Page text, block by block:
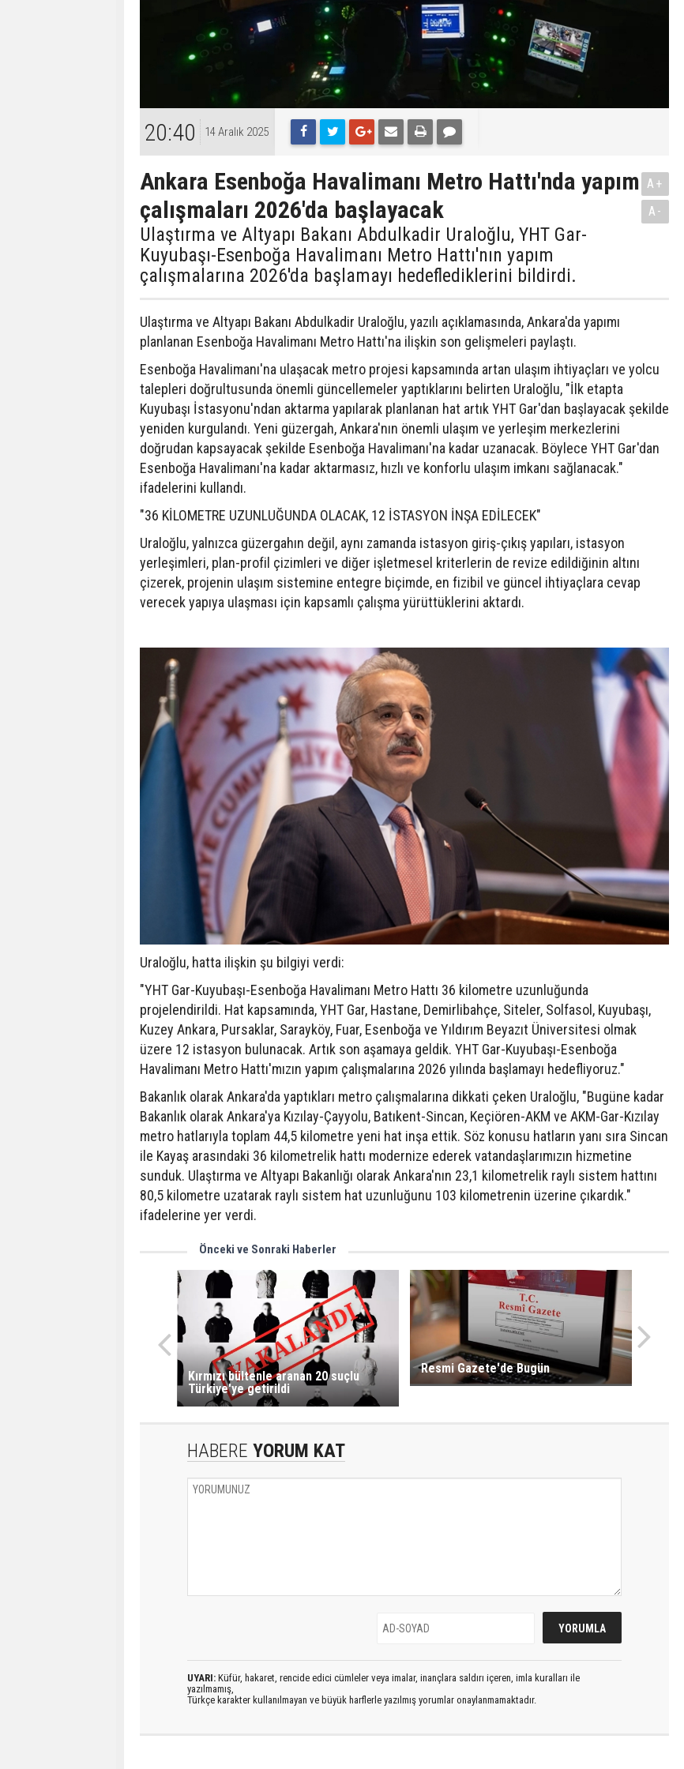
20:40 14 Aralık 2025
Ankara Esenboğa Havalimanı Metro Hattı'nda yapım
çalışmaları 2026'da başlayacak
Ulaştırma ve Altyapı Bakanı Abdulkadir Uraloğlu, YHT Gar-
Kuyubaşı-Esenboğa Havalimanı Metro Hattı'nın yapım
çalışmalarına 2026'da başlamayı hedeflediklerini bildirdi.
A+
A-
Ulaştırma ve Altyapı Bakanı Abdulkadir Uraloğlu, yazılı açıklamasında, Ankara'da yapımı
planlanan Esenboğa Havalimanı Metro Hattı'na ilişkin son gelişmeleri paylaştı.
Esenboğa Havalimanı'na ulaşacak metro projesi kapsamında artan ulaşım ihtiyaçları ve yolcu
talepleri doğrultusunda önemli güncellemeler yaptıklarını belirten Uraloğlu, "İlk etapta
Kuyubaşı İstasyonu'ndan aktarma yapılarak planlanan hat artık YHT Gar'dan başlayacak şekilde
yeniden kurgulandı. Yeni güzergah, Ankara'nın önemli ulaşım ve yerleşim merkezlerini
doğrudan kapsayacak şekilde Esenboğa Havalimanı'na kadar uzanacak. Böylece YHT Gar'dan
Esenboğa Havalimanı'na kadar aktarmasız, hızlı ve konforlu ulaşım imkanı sağlanacak."
ifadelerini kullandı.
"36 KİLOMETRE UZUNLUĞUNDA OLACAK, 12 İSTASYON İNŞA EDİLECEK"
Uraloğlu, yalnızca güzergahın değil, aynı zamanda istasyon giriş-çıkış yapıları, istasyon
yerleşimleri, plan-profil çizimleri ve diğer işletmesel kriterlerin de revize edildiğinin altını
çizerek, projenin ulaşım sistemine entegre biçimde, en fizibil ve güncel ihtiyaçlara cevap
verecek yapıya ulaşması için kapsamlı çalışma yürüttüklerini aktardı.
Uraloğlu, hatta ilişkin şu bilgiyi verdi:
"YHT Gar-Kuyubaşı-Esenboğa Havalimanı Metro Hattı 36 kilometre uzunluğunda
projelendirildi. Hat kapsamında, YHT Gar, Hastane, Demirlibahçe, Siteler, Solfasol, Kuyubaşı,
Kuzey Ankara, Pursaklar, Sarayköy, Fuar, Esenboğa ve Yıldırım Beyazıt Üniversitesi olmak
üzere 12 istasyon bulunacak. Artık son aşamaya geldik. YHT Gar-Kuyubaşı-Esenboğa
Havalimanı Metro Hattı'mızın yapım çalışmalarına 2026 yılında başlamayı hedefliyoruz."
Bakanlık olarak Ankara'da yaptıkları metro çalışmalarına dikkati çeken Uraloğlu, "Bugüne kadar
Bakanlık olarak Ankara'ya Kızılay-Çayyolu, Batıkent-Sincan, Keçiören-AKM ve AKM-Gar-Kızılay
metro hatlarıyla toplam 44,5 kilometre yeni hat inşa ettik. Söz konusu hatların yanı sıra Sincan
ile Kayaş arasındaki 36 kilometrelik hattı modernize ederek vatandaşlarımızın hizmetine
sunduk. Ulaştırma ve Altyapı Bakanlığı olarak Ankara'nın 23,1 kilometrelik raylı sistem hattını
80,5 kilometre uzatarak raylı sistem hat uzunluğunu 103 kilometrenin üzerine çıkardık."
ifadelerine yer verdi.
Önceki ve Sonraki Haberler
Kırmızı bültenle aranan 20 suçlu
Türkiye'ye getirildi
Resmi Gazete'de Bugün
HABERE YORUM KAT
UYARI: Küfür, hakaret, rencide edici cümleler veya imalar, inançlara saldırı içeren, imla kuralları ile
yazılmamış,
Türkçe karakter kullanılmayan ve büyük harflerle yazılmış yorumlar onaylanmamaktadır.